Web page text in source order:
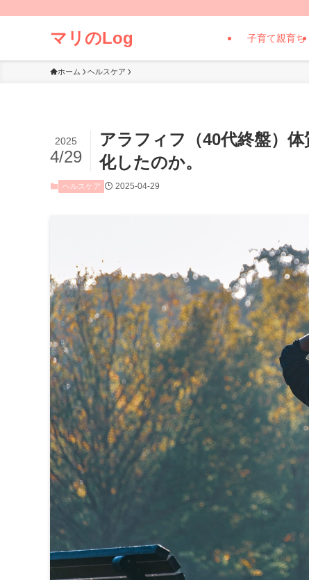
マリのLog 子育て親育ち
ホーム ヘルスケア
アラフィフ（40代終盤）
化したのか。
2025
4/29
ヘルスケア 2025-04-29